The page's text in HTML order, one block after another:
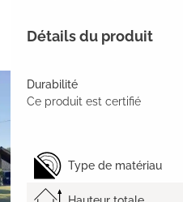
Détails du produit
Durabilité
Ce produit est certifié
Type de matériau